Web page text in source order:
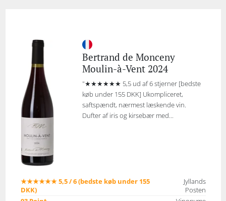
Bertrand de Monceny
Moulin-à-Vent 2024
"★★★★★★ 5,5 ud af 6 stjerner [bedste
køb under 155 DKK] Ukompliceret,
saftspændt, nærmest læskende vin.
Dufter af iris og kirsebær med...
★★★★★★ 5,5 / 6 (bedste køb under 155
DKK)
Jyllands
Posten